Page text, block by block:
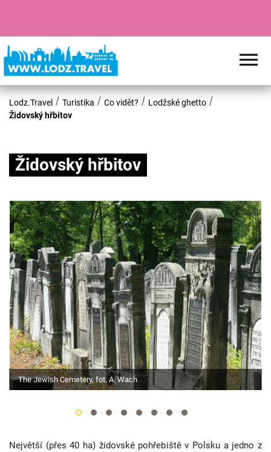
Lodz.Travel Turistika Co vidět?
Lodžské ghetto
Židovský hřbitov
Židovský hřbitov
The Jewish Cemetery, fot. A. Wach
Největší (přes 40 ha) židovské pohřebiště v Polsku a jedno z